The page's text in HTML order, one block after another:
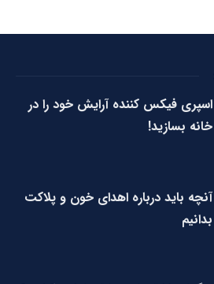
اسپری فیکس کننده آرایش خود را در
خانه بسازید!
آنچه باید درباره اهدای خون و پلاکت
بدانیم